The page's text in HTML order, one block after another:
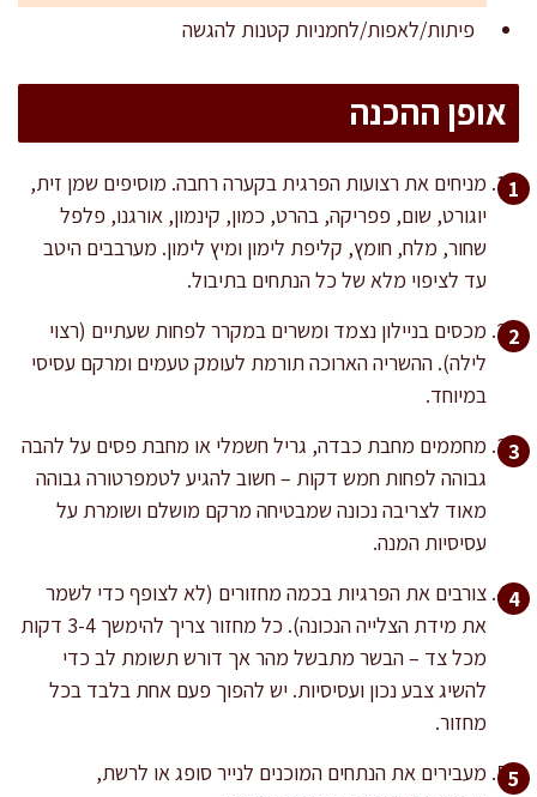
פיתות/לאפות/לחמניות קטנות להגשה
אופן ההכנה
מניחים את רצועות הפרגית בקערה רחבה. מוסיפים שמן זית,
יוגורט, שום, פפריקה, בהרט, כמון, קינמון, אורגנו, פלפל
שחור, מלח, חומץ, קליפת לימון ומיץ לימון. מערבבים היטב
עד לציפוי מלא של כל הנתחים בתיבול.
מכסים בניילון נצמד ומשרים במקרר לפחות שעתיים (רצוי
לילה). ההשריה הארוכה תורמת לעומק טעמים ומרקם עסיסי
במיוחד.
מחממים מחבת כבדה, גריל חשמלי או מחבת פסים על להבה
גבוהה לפחות חמש דקות – חשוב להגיע לטמפרטורה גבוהה
מאוד לצריבה נכונה שמבטיחה מרקם מושלם ושומרת על
עסיסיות המנה.
צורבים את הפרגיות בכמה מחזורים (לא לצופף כדי לשמר
את מידת הצלייה הנכונה). כל מחזור צריך להימשך 3-4 דקות
מכל צד – הבשר מתבשל מהר אך דורש תשומת לב כדי
להשיג צבע נכון ועסיסיות. יש להפוך פעם אחת בלבד בכל
מחזור.
מעבירים את הנתחים המוכנים לנייר סופג או לרשת,